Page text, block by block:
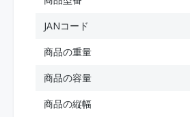
JANコード
商品の重量
商品の容量
商品の縦幅